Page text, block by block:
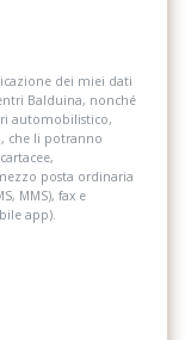
elettrica
dei miei dati
Balduina, nonché
automobilistico,
che li potranno
posta ordinaria
MMS), fax e
app).